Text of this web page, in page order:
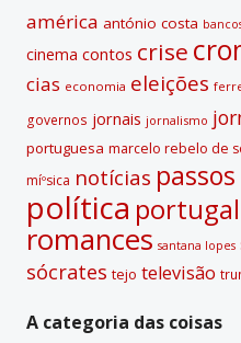
américa antónio costa
cinema contos crise
cias economia eleições
governos jornais jornalismo
portuguesa marcelo rebelo de
míºsica notí­cias
polí­tica portugal
romances santana lopes
sócrates tejo televisão
A categoria das coisas